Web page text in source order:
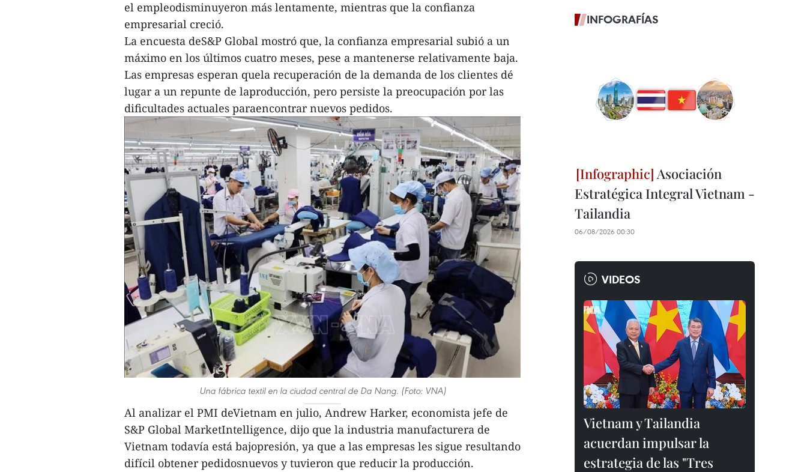
el empleodisminuyeron más lentamente, mientras que la confianza
empresarial creció.
La encuesta deS&P Global mostró que, la confianza empresarial subió a un
máximo en los últimos cuatro meses, pese a mantenerse relativamente baja.
Las empresas esperan quela recuperación de la demanda de los clientes dé
lugar a un repunte de laproducción, pero persiste la preocupación por las
dificultades actuales paraencontrar nuevos pedidos.
Una fábrica textil en la ciudad central de Da Nang. (Foto: VNA)
Al analizar el PMI deVietnam en julio, Andrew Harker, economista jefe de
S&P Global MarketIntelligence, dijo que la industria manufacturera de
Vietnam todavía está bajopresión, ya que a las empresas les sigue resultando
difícil obtener pedidosnuevos y tuvieron que reducir la producción.
INFOGRAFÍAS
Asociación
Estratégica Integral Vietnam -
Tailandia
06/08/2026 00:30
VIDEOS
Vietnam y Tailandia
acuerdan impulsar la
estrategia de las "Tres